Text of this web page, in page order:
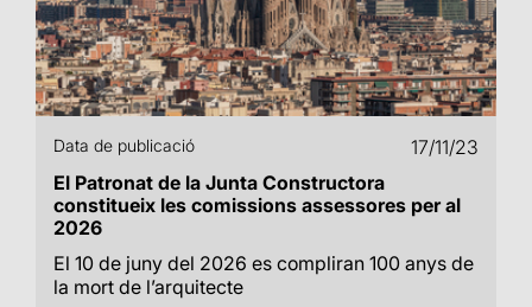
Data de publicació
17/11/23
El Patronat de la Junta Constructora
constitueix les comissions assessores per al
2026
El 10 de juny del 2026 es compliran 100 anys de
la mort de l’arquitecte